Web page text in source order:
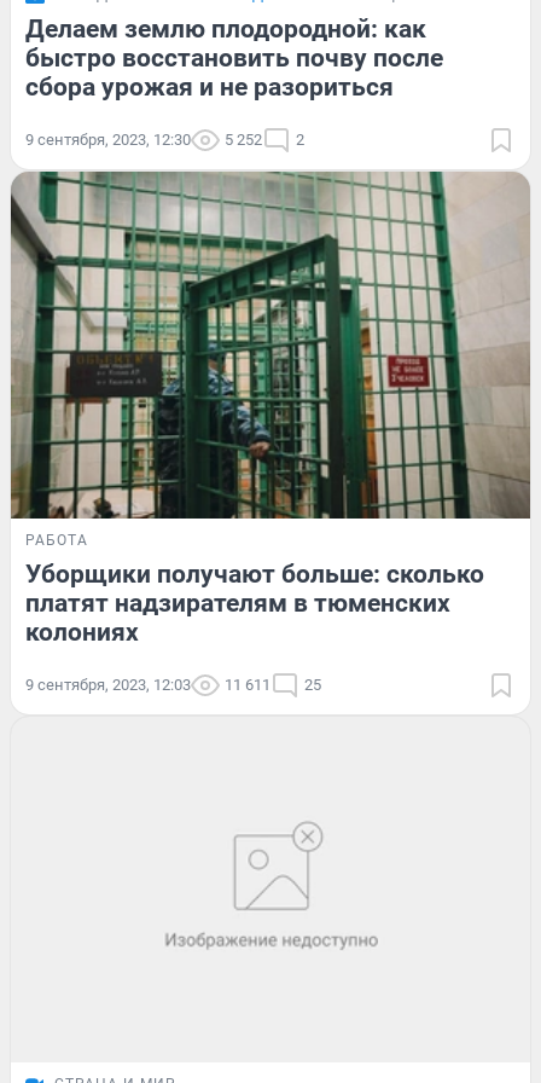
Делаем землю плодородной: как
быстро восстановить почву после
сбора урожая и не разориться
9 сентября, 2023, 12:30 5 252 2
РАБОТА
Уборщики получают больше: сколько
платят надзирателям в тюменских
колониях
9 сентября, 2023, 12:03 11 611 25